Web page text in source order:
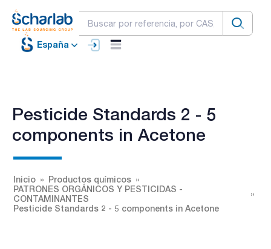
España
Pesticide Standards 2 - 5
components in Acetone
Inicio
Productos químicos
PATRONES ORGÁNICOS Y PESTICIDAS -
CONTAMINANTES
Pesticide Standards 2 - 5 components in Acetone